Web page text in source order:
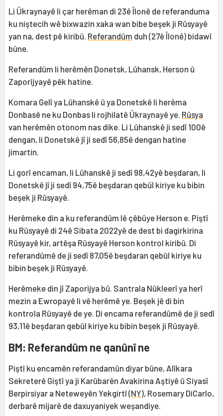
Li Ûkraynayê li çar herêman di 23ê Îlonê de referanduma
ku niştecih wê bixwazin xaka wan bibe beşek ji Rûsyayê
yan na, dest pê kiribû. Referandûm duh (27ê Îlonê) bidawî
bûne.
Referandûm li herêmên Donetsk, Lûhansk, Herson û
Zaporijyayê pêk hatine.
Komara Gelî ya Lûhanskê û ya Donetskê li herêma
Donbasê ne ku Donbas li rojhilatê Ûkraynayê ye. Rûsya
van herêmên otonom nas dike. Li Lûhanskê ji sedî 100ê
dengan, li Donetskê jî ji sedî 56,85ê dengan hatine
jimartin.
Li gorî encaman, li Lûhanskê ji sedî 98,42yê beşdaran, li
Donetskê jî ji sedî 94,75ê beşdaran qebûl kiriye ku bibin
beşek ji Rûsyayê.
Herêmeke din a ku referandûm lê çêbûye Herson e. Piştî
ku Rûsyayê di 24ê Sibata 2022yê de dest bi dagirkirina
Rûsyayê kir, artêşa Rûsyayê Herson kontrol kiribû. Di
referandûmê de ji sedî 87,05ê beşdaran qebûl kiriye ku
bibin beşek ji Rûsyayê.
Herêmeke din jî Zaporijya bû. Santrala Nûkleerî ya herî
mezin a Ewropayê li vê herêmê ye. Beşek jê di bin
kontrola Rûsyayê de ye. Di encama referandûmê de ji sedî
93,11ê beşdaran qebûl kiriye ku bibin beşek ji Rûsyayê.
BM: Referandûm ne qanûnî ne
Piştî ku encamên referandamûn diyar bûne, Alîkara
Sekreterê Giştî ya ji Karûbarên Avakirina Aştiyê û Siyasî
Berpirsiyar a Neteweyên Yekgirtî (NY), Rosemary DiCarlo,
derbarê mijarê de daxuyaniyek weşandiye.